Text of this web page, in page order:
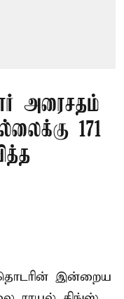
அரைசதம்
171
தொடரின் இன்றைய